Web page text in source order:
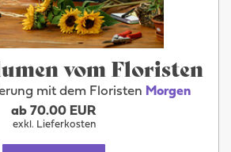
vom Floristen
mit dem Floristen Morgen
ab 70.00 EUR
exkl. Lieferkosten